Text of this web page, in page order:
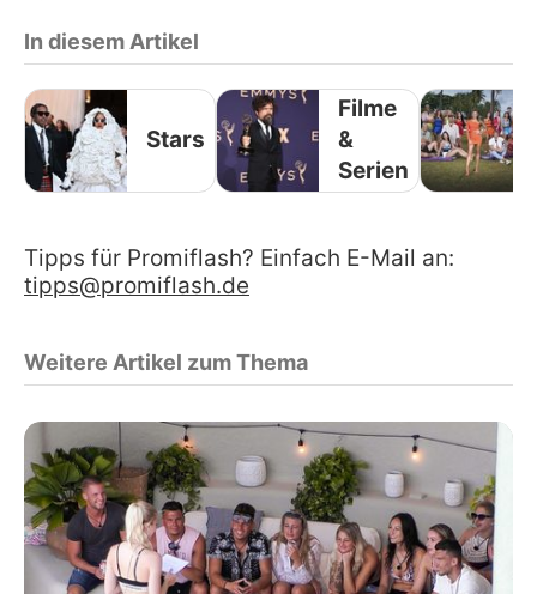
In diesem Artikel
Stars
Filme
&
Serien
Tipps für Promiflash? Einfach E-Mail an:
tipps@promiflash.de
Weitere Artikel zum Thema